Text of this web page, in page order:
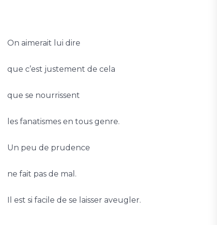
On aimerait lui dire
que c’est justement de cela
que se nourrissent
les fanatismes en tous genre.
Un peu de prudence
ne fait pas de mal.
Il est si facile de se laisser aveugler.